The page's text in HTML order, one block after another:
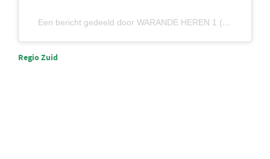
Een bericht gedeeld door WARANDE HEREN 1 (@warandeheren1)
Regio Zuid